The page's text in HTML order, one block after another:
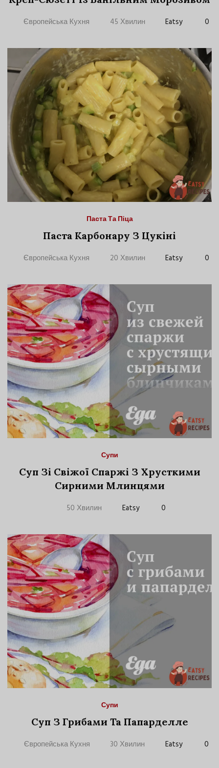
Європейська Кухня 45 Хвилин Eatsy 0
Паста Та Піца
Паста Карбонару З Цукіні
Європейська Кухня 20 Хвилин Eatsy 0
Супи
Суп Зі Свіжої Спаржі З Хрусткими
Сирними Млинцями
50 Хвилин Eatsy 0
Супи
Суп З Грибами Та Папарделле
Європейська Кухня 30 Хвилин Eatsy 0